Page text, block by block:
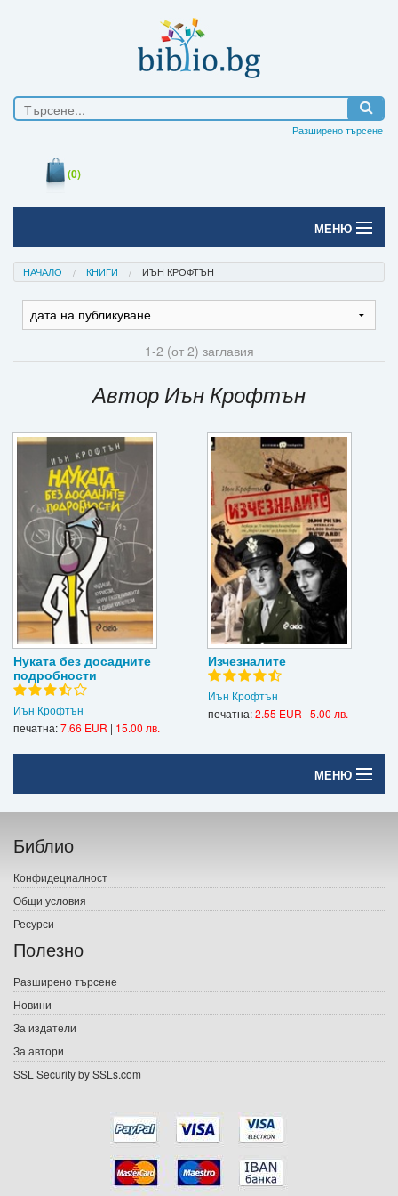
Разширено търсене
(0)
МЕНЮ
Начало
Печатни книги
Подаръци
Ваучери
Промоции
Контакти
Вход
Регистрация
НАЧАЛО КНИГИ ИЪН КРОФТЪН
1-2 (от 2) заглавия
Автор Иън Крофтън
Нуката без досадните
подробности
Иън Крофтън
печатна:7.66 EUR | 15.00 лв.
Изчезналите
Иън Крофтън
печатна:2.55 EUR | 5.00 лв.
МЕНЮ
Начало
Печатни книги
Електронни книги
Е-списания
Подаръци
Ваучери
Библио
Конфидециалност
Общи условия
Ресурси
Полезно
Разширено търсене
Новини
За издатели
За автори
SSL Security by SSLs.com